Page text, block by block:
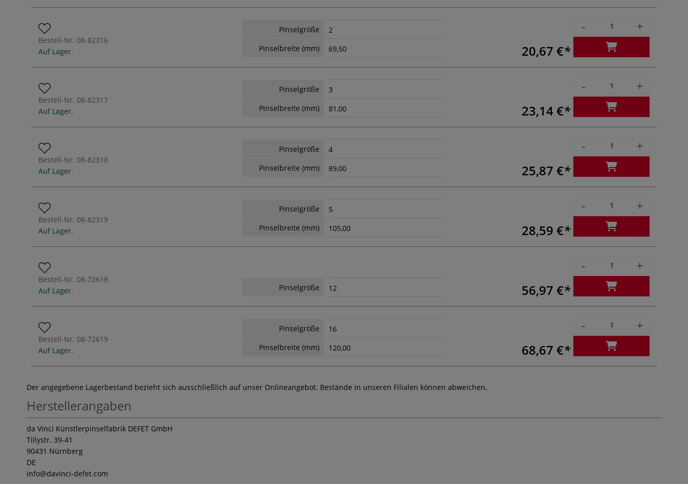
Bestell-Nr. 08-82316
Auf Lager.
Pinselgröße
2
Pinselbreite (mm)
69,50 20,67 €
- +
Bestell-Nr. 08-82317
Auf Lager.
Pinselgröße
3
Pinselbreite (mm)
81,00 23,14 €
- +
Bestell-Nr. 08-82318
Auf Lager.
Pinselgröße
4
Pinselbreite (mm)
89,00 25,87 €
- +
Bestell-Nr. 08-82319
Auf Lager.
Pinselgröße
5
Pinselbreite (mm)
105,00 28,59 €
- +
Bestell-Nr. 08-72618
Auf Lager.
Pinselgröße 12 56,97 €
- +
Bestell-Nr. 08-72619
Auf Lager.
Pinselgröße
16
Pinselbreite (mm)
120,00 68,67 €
- +
Der angegebene Lagerbestand bezieht sich ausschließlich auf unser Onlineangebot. Bestände in unseren Filialen können abweichen.
Herstellerangaben
da Vinci Künstlerpinselfabrik DEFET GmbH
Tillystr. 39-41
90431 Nürnberg
DE
info@davinci-defet.com